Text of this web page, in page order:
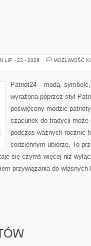
LIP - 23 - 2026
MOŻLIWOŚĆ
Patriot24 – moda,
wyrażona poprzez styl
poświęcony modzie
szacunek do tradycji
podczas ważnych rocznic
codziennym ubiorze. To
się czymś więcej niż
przywiązania do